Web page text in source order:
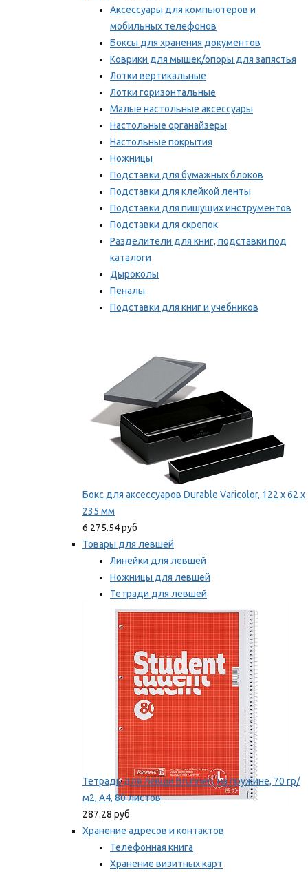
Аксессуары для компьютеров и
мобильных телефонов
Боксы для хранения документов
Коврики для мышек/опоры для запястья
Лотки вертикальные
Лотки горизонтальные
Малые настольные аксессуары
Настольные органайзеры
Настольные покрытия
Ножницы
Подставки для бумажных блоков
Подставки для клейкой ленты
Подставки для пишущих инструментов
Подставки для скрепок
Разделители для книг, подставки под
каталоги
Дыроколы
Пеналы
Подставки для книг и учебников
Бокс для аксессуаров Durable Varicolor, 122 x 62 x
235 мм
6 275.54 руб
Товары для левшей
Линейки для левшей
Ножницы для левшей
Тетради для левшей
Точилки для левшей
Мы рекомендуем
Тетрадь для левши Brunnen, на пружине, 70 гр/
м2, А4, 80 листов
287.28 руб
Хранение адресов и контактов
Телефонная книга
Хранение визитных карт